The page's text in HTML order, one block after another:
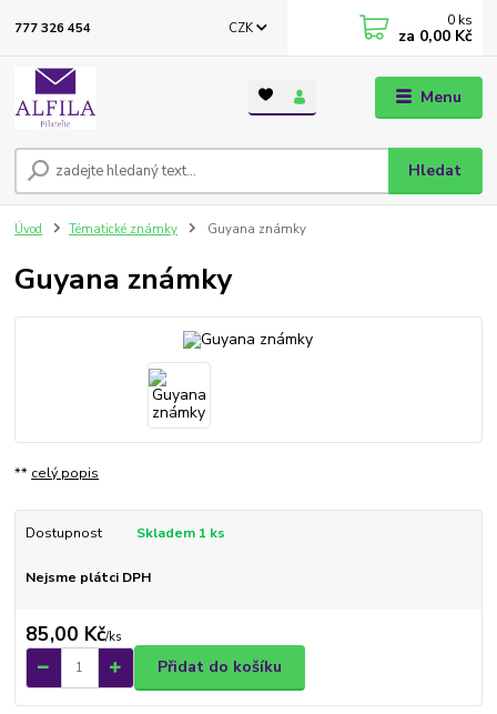
Menu
CZK
Hledat
777 326 454 0 ks
za 0,00 Kč
Úvod Tématické známky Guyana známky
Guyana známky
** celý popis
Dostupnost Skladem 1 ks
Nejsme plátci DPH
85,00 Kč/ks
Přidat do košíku